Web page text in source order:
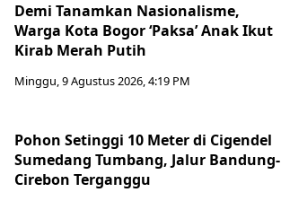
Demi Tanamkan Nasionalisme,
Warga Kota Bogor ‘Paksa’ Anak Ikut
Kirab Merah Putih
Minggu, 9 Agustus 2026, 4:19 PM
Pohon Setinggi 10 Meter di Cigendel
Sumedang Tumbang, Jalur Bandung-
Cirebon Terganggu